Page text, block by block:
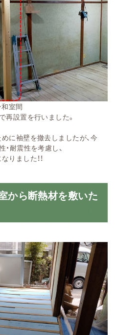
室間
再設置を行いました。
に袖壁を撤去しましたが、今
耐震性を考慮し、
ました！！
から断熱材を敷いた